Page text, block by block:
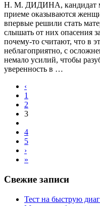
Н. М. ДИДИНА, кандидат
приеме оказываются
впервые решили стать
слышать от них опасения
почему-то считают, что в
неблагоприятно, с
немало усилий, чтобы
уверенность в …
‹
1
2
3
4
5
›
»
Свежие записи
Тест на быструю